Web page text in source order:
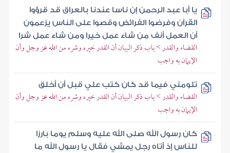
يا أبا عبد الرحمن إن ناسا عندنا بالعراق قد قرؤوا
القرآن وفرضوا الفرائض وقصوا على الناس يزعمون
أن العمل أنف من شاء عمل خيرا ومن شاء عمل شرا
القضاء والقدر > باب ذكر البيان أن القدر خيره وشره من الله عز وجل وأن
الإيمان به واجب
تلومني فيما قد كان كتب علي قبل أن أخلق
القضاء والقدر > باب ذكر البيان أن القدر خيره وشره من الله عز وجل وأن
الإيمان به واجب
كان رسول الله صلى الله عليه وسلم يوما بارزا
للناس إذ أتاه رجل يمشي فقال يا رسول الله ما